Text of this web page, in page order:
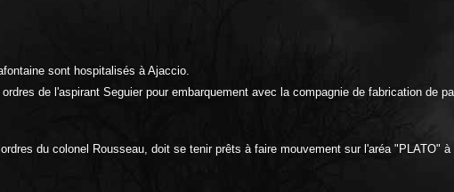
sont hospitalisés à Ajaccio.
de l'aspirant Seguier pour embarquement avec la compagnie de fabrication de
du colonel Rousseau, doit se tenir prêts à faire mouvement sur l'aréa "PLATO" à